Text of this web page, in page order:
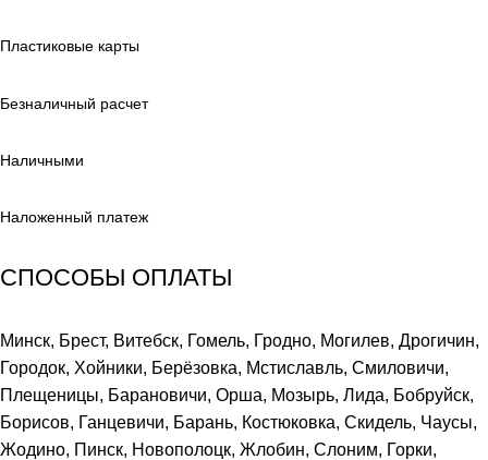
Пластиковые карты
Безналичный расчет
Наличными
Наложенный платеж
СПОСОБЫ ОПЛАТЫ
Минск, Брест, Витебск, Гомель, Гродно, Могилев, Дрогичин,
Городок, Хойники, Берёзовка, Мстиславль, Смиловичи,
Плещеницы, Барановичи, Орша, Мозырь, Лида, Бобруйск,
Борисов, Ганцевичи, Барань, Костюковка, Скидель, Чаусы,
Жодино, Пинск, Новополоцк, Жлобин, Слоним, Горки,